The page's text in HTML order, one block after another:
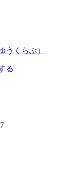
うくらぶ）
る